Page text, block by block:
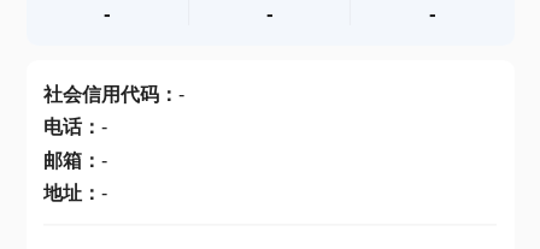
查产地
- - -
社会信用代码： -
电话： -
邮箱： -
地址： -